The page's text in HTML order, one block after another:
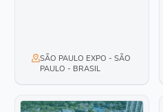
SÃO PAULO EXPO - SÃO
PAULO - BRASIL